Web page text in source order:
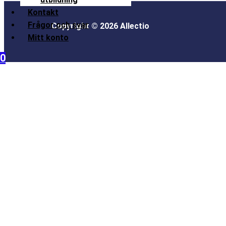
Kontakt
Frågor och svar
Mitt konto
0
Copyright © 2026 Allectio